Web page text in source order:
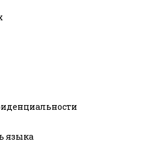
языка